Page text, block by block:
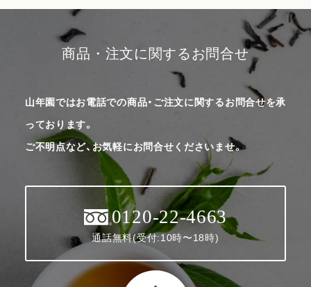
商品・注文に関するお問合せ
山年園ではお電話での商品・ご注文に関するお問合せを承
っております。
ご不明点など、お気軽にお問合せくださいませ。
0120-22-4663
通話無料(受付:10時〜18時)